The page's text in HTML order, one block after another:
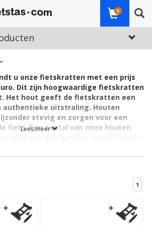
0
u onze fietskratten met een prijs
Dit zijn hoogwaardige fietskratten
Het hout geeft de fietskratten een
authentieke uitstraling. Houten
stevig en zorgen voor een
fiets. Een aantal van onze houten
ervan een goed gevoel!
fietskratten van hout
altijd iets te kiezen; voor elke prijs,
Lees meer
1